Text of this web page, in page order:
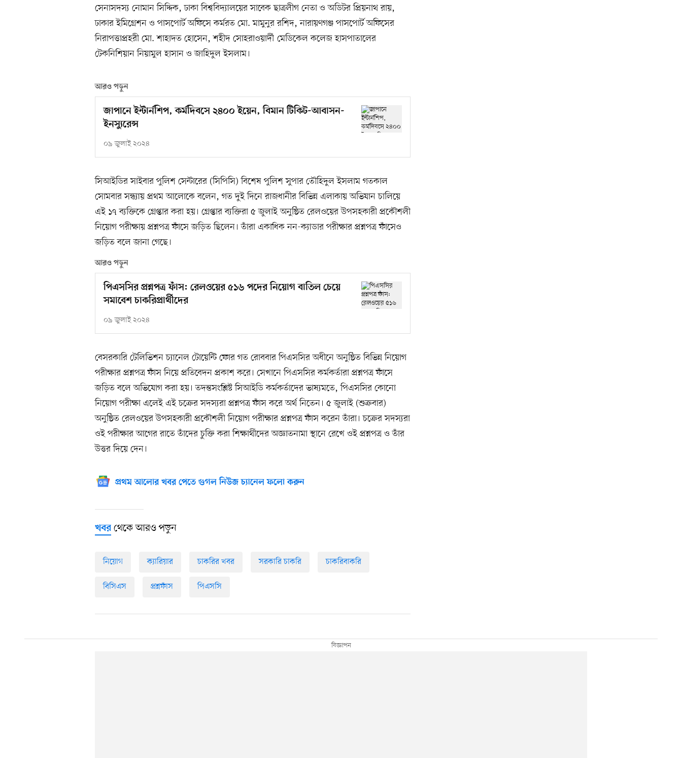
সেনাসদস্য নোমান সিদ্দিক, ঢাকা বিশ্ববিদ্যালয়ের সাবেক ছাত্রলীগ নেতা ও অডিটর প্রিয়নাথ রায়,
ঢাকার ইমিগ্রেশন ও পাসপোর্ট অফিসে কর্মরত মো. মামুনুর রশিদ, নারায়ণগঞ্জ পাসপোর্ট অফিসের
নিরাপত্তাপ্রহরী মো. শাহাদত হোসেন, শহীদ সোহরাওয়ার্দী মেডিকেল কলেজ হাসপাতালের
টেকনিশিয়ান নিয়ামুল হাসান ও জাহিদুল ইসলাম।
আরও পড়ুন
জাপানে ইন্টার্নশিপ, কর্মদিবসে ২৪০০ ইয়েন, বিমান টিকিট-আবাসন-
ইনস্যুরেন্স
০৯ জুলাই ২০২৪
সিআইডির সাইবার পুলিশ সেন্টারের (সিপিসি) বিশেষ পুলিশ সুপার তৌহিদুল ইসলাম গতকাল
সোমবার সন্ধ্যায় প্রথম আলোকে বলেন, গত দুই দিনে রাজধানীর বিভিন্ন এলাকায় অভিযান চালিয়ে
এই ১৭ ব্যক্তিকে গ্রেপ্তার করা হয়। গ্রেপ্তার ব্যক্তিরা ৫ জুলাই অনুষ্ঠিত রেলওয়ের উপসহকারী প্রকৌশলী
নিয়োগ পরীক্ষায় প্রশ্নপত্র ফাঁসে জড়িত ছিলেন। তাঁরা একাধিক নন-ক্যাডার পরীক্ষার প্রশ্নপত্র ফাঁসেও
জড়িত বলে জানা গেছে।
আরও পড়ুন
পিএসসির প্রশ্নপত্র ফাঁস: রেলওয়ের ৫১৬ পদের নিয়োগ বাতিল চেয়ে
সমাবেশ চাকরিপ্রার্থীদের
০৯ জুলাই ২০২৪
বেসরকারি টেলিভিশন চ্যানেল টোয়েন্টি ফোর গত রোববার পিএসসির অধীনে অনুষ্ঠিত বিভিন্ন নিয়োগ
পরীক্ষার প্রশ্নপত্র ফাঁস নিয়ে প্রতিবেদন প্রকাশ করে। সেখানে পিএসসির কর্মকর্তারা প্রশ্নপত্র ফাঁসে
জড়িত বলে অভিযোগ করা হয়। তদন্তসংশ্লিষ্ট সিআইডি কর্মকর্তাদের ভাষ্যমতে, পিএসসির কোনো
নিয়োগ পরীক্ষা এলেই এই চক্রের সদস্যরা প্রশ্নপত্র ফাঁস করে অর্থ নিতেন। ৫ জুলাই (শুক্রবার)
অনুষ্ঠিত রেলওয়ের উপসহকারী প্রকৌশলী নিয়োগ পরীক্ষার প্রশ্নপত্র ফাঁস করেন তাঁরা। চক্রের সদস্যরা
ওই পরীক্ষার আগের রাতে তাঁদের চুক্তি করা শিক্ষার্থীদের অজ্ঞাতনামা স্থানে রেখে ওই প্রশ্নপত্র ও তাঁর
উত্তর দিয়ে দেন।
প্রথম আলোর খবর পেতে গুগল নিউজ চ্যানেল ফলো করুন
খবরথেকে আরও পড়ুন
নিয়োগ ক্যারিয়ার চাকরির খবর সরকারি চাকরি চাকরিবাকরি
বিসিএস প্রশ্নফাঁস পিএসসি